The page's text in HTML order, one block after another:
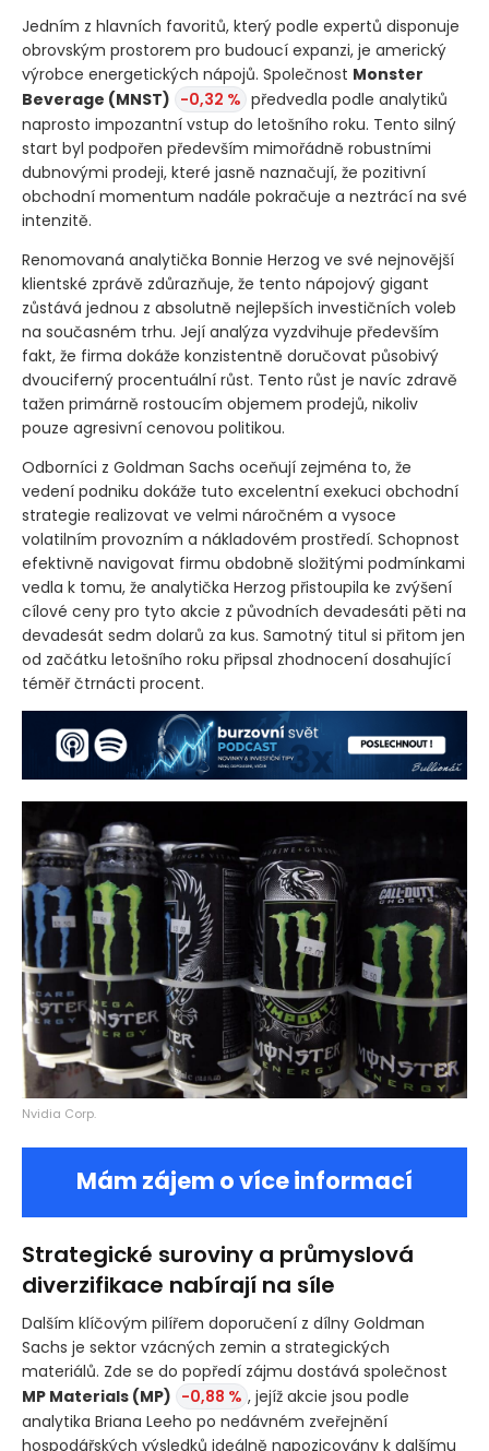
Jedním z hlavních favoritů, který podle expertů disponuje
obrovským prostorem pro budoucí expanzi, je americký
výrobce energetických nápojů. Společnost Monster
Beverage (MNST) -0,32 % předvedla podle analytiků
naprosto impozantní vstup do letošního roku. Tento silný
start byl podpořen především mimořádně robustními
dubnovými prodeji, které jasně naznačují, že pozitivní
obchodní momentum nadále pokračuje a neztrácí na své
intenzitě.
Renomovaná analytička Bonnie Herzog ve své nejnovější
klientské zprávě zdůrazňuje, že tento nápojový gigant
zůstává jednou z absolutně nejlepších investičních voleb
na současném trhu. Její analýza vyzdvihuje především
fakt, že firma dokáže konzistentně doručovat působivý
dvouciferný procentuální růst. Tento růst je navíc zdravě
tažen primárně rostoucím objemem prodejů, nikoliv
pouze agresivní cenovou politikou.
Odborníci z Goldman Sachs oceňují zejména to, že
vedení podniku dokáže tuto excelentní exekuci obchodní
strategie realizovat ve velmi náročném a vysoce
volatilním provozním a nákladovém prostředí. Schopnost
efektivně navigovat firmu obdobně složitými podmínkami
vedla k tomu, že analytička Herzog přistoupila ke zvýšení
cílové ceny pro tyto akcie z původních devadesáti pěti na
devadesát sedm dolarů za kus. Samotný titul si přitom jen
od začátku letošního roku připsal zhodnocení dosahující
téměř čtrnácti procent.
Nvidia Corp.
Mám zájem o více informací
Strategické suroviny a průmyslová
diverzifikace nabírají na síle
Dalším klíčovým pilířem doporučení z dílny Goldman
Sachs je sektor vzácných zemin a strategických
materiálů. Zde se do popředí zájmu dostává společnost
MP Materials (MP) -0,88 % , jejíž akcie jsou podle
analytika Briana Leeho po nedávném zveřejnění
hospodářských výsledků ideálně napozicovány k dalšímu